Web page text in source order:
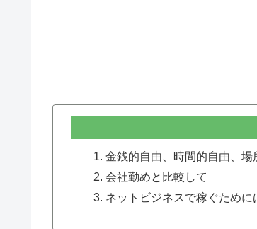
金銭的自由、時間的自由、
会社勤めと比較して
ネットビジネスで稼ぐために